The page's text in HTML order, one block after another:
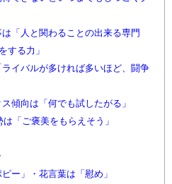
「人と関わることの出来る専門
する力」
イバルが多ければ多いほど、闘争
傾向は「何でも試したがる」
「ご褒美をもらえそう」
ー」・花言葉は「慰め」